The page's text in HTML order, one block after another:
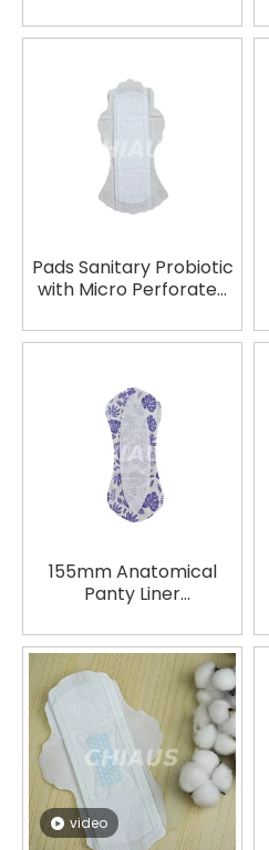
Perforated
Pads Sanitary Probiotic
with Micro Perforated
Hilberînerê Labelê
155mm Anatomical
Panty Liner
video